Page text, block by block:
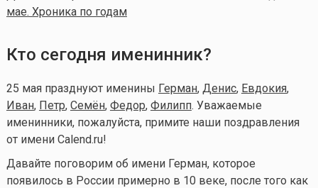
мае. Хроника по годам
Кто сегодня именинник?
25 мая празднуют именины Герман, Денис, Евдокия,
Иван, Петр, Семён, Федор, Филипп. Уважаемые
именинники, пожалуйста, примите наши поздравления
от имени Calend.ru!
Давайте поговорим об имени Герман, которое
появилось в России примерно в 10 веке, после того как